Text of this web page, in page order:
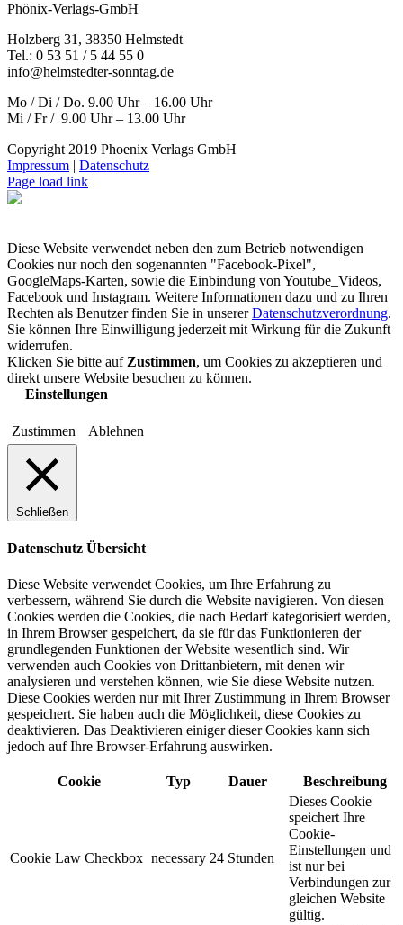
Phönix-Verlags-GmbH
Holzberg 31, 38350 Helmstedt
Tel.: 0 53 51 / 5 44 55 0
info@helmstedter-sonntag.de
Mo / Di / Do. 9.00 Uhr – 16.00 Uhr
Mi / Fr / 9.00 Uhr – 13.00 Uhr
Copyright 2019 Phoenix Verlags GmbH
Impressum | Datenschutz
Page load link
Diese Website verwendet neben den zum Betrieb notwendigen
Cookies nur noch den sogenannten "Facebook-Pixel",
GoogleMaps-Karten, sowie die Einbindung von Youtube_Videos,
Facebook und Instagram. Weitere Informationen dazu und zu Ihren
Rechten als Benutzer finden Sie in unsererDatenschutzverordnung.
Sie können Ihre Einwilligung jederzeit mit Wirkung für die Zukunft
widerrufen.
Klicken Sie bitte auf Zustimmen, um Cookies zu akzeptieren und
direkt unsere Website besuchen zu können.
Einstellungen
Zustimmen Ablehnen
Schließen
Datenschutz Übersicht
Diese Website verwendet Cookies, um Ihre Erfahrung zu
verbessern, während Sie durch die Website navigieren. Von diesen
Cookies werden die Cookies, die nach Bedarf kategorisiert werden,
in Ihrem Browser gespeichert, da sie für das Funktionieren der
grundlegenden Funktionen der Website wesentlich sind. Wir
verwenden auch Cookies von Drittanbietern, mit denen wir
analysieren und verstehen können, wie Sie diese Website nutzen.
Diese Cookies werden nur mit Ihrer Zustimmung in Ihrem Browser
gespeichert. Sie haben auch die Möglichkeit, diese Cookies zu
deaktivieren. Das Deaktivieren einiger dieser Cookies kann sich
jedoch auf Ihre Browser-Erfahrung auswirken.
Cookie Typ Dauer Beschreibung
Cookie Law Checkbox necessary 24 Stunden
Dieses Cookie
speichert Ihre
Cookie-
Einstellungen und
ist nur bei
Verbindungen zur
gleichen Website
gültig.